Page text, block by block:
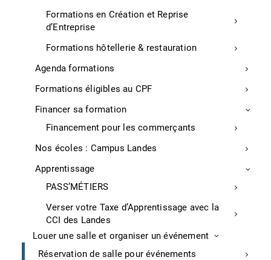
Formations en Création et Reprise
d’Entreprise
Formations hôtellerie & restauration
Agenda formations
Formations éligibles au CPF
Financer sa formation
Financement pour les commerçants
Nos écoles : Campus Landes
Apprentissage
PASS’MÉTIERS
Verser votre Taxe d’Apprentissage avec la
CCI des Landes
Louer une salle et organiser un événement
Réservation de salle pour événements
Pourquoi choisir cette formation ?
OBJECTIFS :
Comprendre l’utilité des logiciels de CRM pour la
gestion de la relation client.
APTITUDES :
Centraliser et organiser les données clients.
Utiliser les fonctionnalités clés d’un CRM.
COMPETENCES DEVELOPPEES :
Salesforce) adapté aux besoins
commerciaux